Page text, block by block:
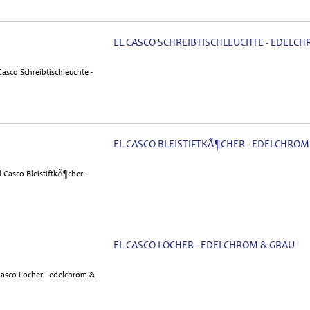
EL CASCO SCHREIBTISCHLEUCHTE -
EL CASCO BLEISTIFTKÃ¶CHER - EDELCHROM
EL CASCO LOCHER - EDELCHROM & GRAU